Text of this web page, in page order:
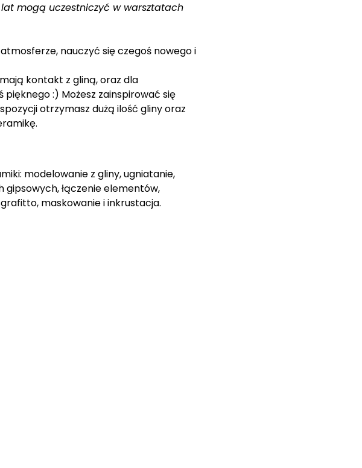
lat mogą uczestniczyć w warsztatach
nauczyć się czegoś nowego i
kontakt z gliną, oraz dla
:) Możesz zainspirować się
otrzymasz dużą ilość gliny oraz
modelowanie z gliny, ugniatanie,
gipsowych, łączenie elementów,
maskowanie i inkrustacja.